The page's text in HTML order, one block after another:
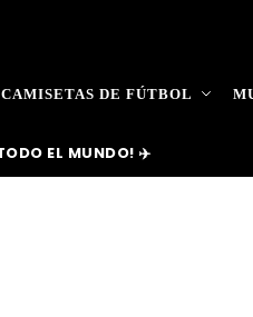
CAMISETAS DE FÚTBOL
EL MUNDO! ✈️